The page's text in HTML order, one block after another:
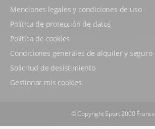
Menciones legales y condiciones de uso
Política de protección de datos
Política de cookies
Condiciones generales de alquiler y seguro
Solicitud de desistimiento
Gestionar mis cookies
© Copyright Sport 2000 France